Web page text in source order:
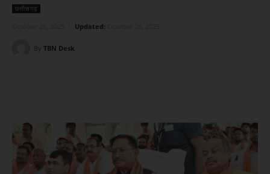
छत्तीसगढ़
Updated:
By TBN Desk